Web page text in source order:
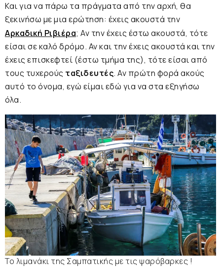
Και για να πάρω τα πράγματα από την αρχή, θα
ξεκινήσω με μια ερώτηση: έχεις ακουστά την
Αρκαδική Ριβιέρα; Αν την έχεις έστω ακουστά, τότε
είσαι σε καλό δρόμο. Αν και την έχεις ακουστά και την
έχεις επισκεφτεί (έστω τμήμα της), τότε είσαι από
τους τυχερούς ταξιδευτές. Αν πρώτη φορά ακούς
αυτό το όνομα, εγώ είμαι εδώ για να στα εξηγήσω
όλα.
Το λιμανάκι της Σαμπατικής με τις ψαρόβαρκες !